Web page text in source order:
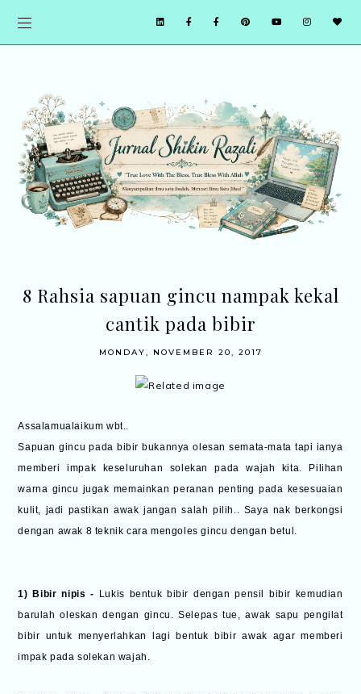
8 Rahsia sapuan gincu nampak kekal
cantik pada bibir
MONDAY, NOVEMBER 20, 2017
Assalamualaikum wbt..
Sapuan gincu pada bibir bukannya olesan semata-mata tapi ianya
memberi impak keseluruhan solekan pada wajah kita. Pilihan
warna gincu jugak memainkan peranan penting pada kesesuaian
kulit, jadi pastikan awak jangan salah pilih.. Saya nak berkongsi
dengan awak 8 teknik cara mengoles gincu dengan betul.
1) Bibir nipis -
Lukis bentuk bibir dengan pensil bibir kemudian
barulah oleskan dengan gincu. Selepas tue, awak sapu pengilat
bibir untuk menyerlahkan lagi bentuk bibir awak agar memberi
impak pada solekan wajah.